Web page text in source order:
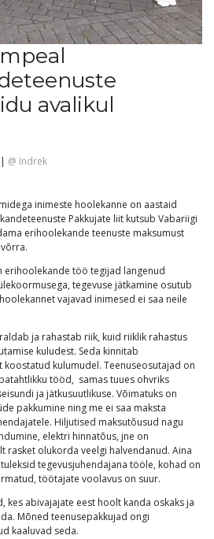
avalikul
| @ Indrek
inimeste hoolekanne on aastaid
Pakkujate liit kutsub Vabariigi
erihoolekande teenuste maksumust
erihoolekande töö tegijad langenud
tegevuse jätkamine osutub
vajavad inimesed ei saa neile
ja rahastab riik, kuid riiklik rahastus
kuludest. Seda kinnitab
kulumudel. Teenuseosutajad on
tööd, samas tuues ohvriks
ja jätkusuutlikuse. Võimatuks on
pakkumine ning me ei saa maksta
Hiljutised maksutõusud nagu
elektri hinnatõus, jne on
rasket olukorda veelgi halvendanud. Aina
tegevusjuhendajana tööle, kohad on
töötajate voolavus on suur.
kes abivajajate eest hoolt kanda oskaks ja
Mõned teenusepakkujad ongi
kaaluvad seda.